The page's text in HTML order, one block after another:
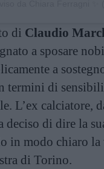
di Claudio
a sposare
a
termini di
L’ex calciatore,
deciso di dire la
in modo chiaro
di Torino.